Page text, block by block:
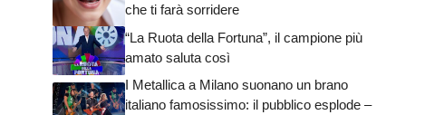
che ti farà sorridere
“La Ruota della Fortuna”, il campione più
amato saluta così
I Metallica a Milano suonano un brano
italiano famosissimo: il pubblico esplode –